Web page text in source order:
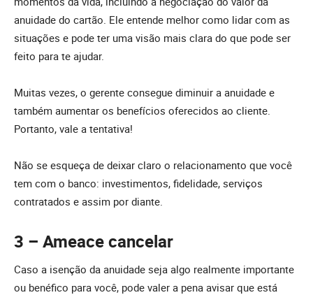
anuidade do cartão. Ele entende melhor como lidar com as
situações e pode ter uma visão mais clara do que pode ser
feito para te ajudar.
Muitas vezes, o gerente consegue diminuir a anuidade e
também aumentar os benefícios oferecidos ao cliente.
Portanto, vale a tentativa!
Não se esqueça de deixar claro o relacionamento que você
tem com o banco: investimentos, fidelidade, serviços
contratados e assim por diante.
3 – Ameace cancelar
Caso a isenção da anuidade seja algo realmente importante
ou benéfico para você, pode valer a pena avisar que está